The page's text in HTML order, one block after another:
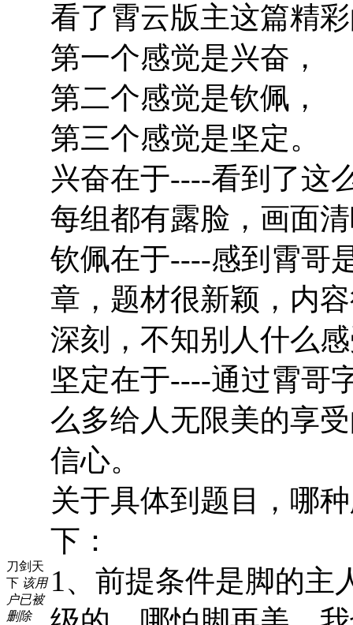
刀剑天
下 该用
户已被
删除
看了霄云版主这篇精
第一个感觉是兴奋，
第二个感觉是钦佩，
第三个感觉是坚定。
兴奋在于----看到了这
每组都有露脸，画面
钦佩在于----感到霄哥
章，题材很新颖，内
深刻，不知别人什么
坚定在于----通过霄哥
么多给人无限美的享
信心。
关于具体到题目，哪
下：
1、前提条件是脚的主